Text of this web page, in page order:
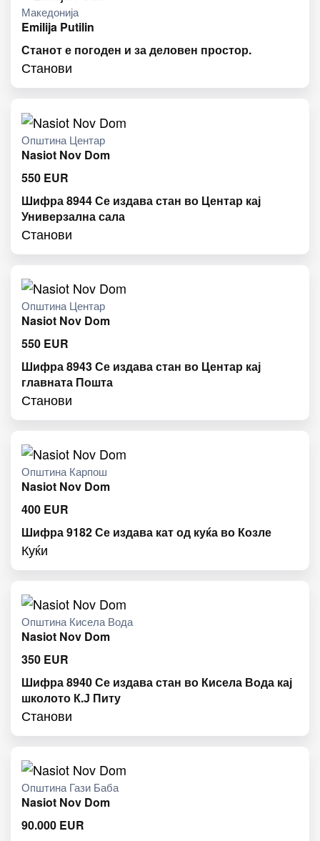
Македонија
Emilija Putilin
Станот е погоден и за деловен простор.
Станови
Општина Центар
Nasiot Nov Dom
550 EUR
Шифра 8944 Се издава стан во Центар кај
Универзална сала
Станови
Општина Центар
Nasiot Nov Dom
550 EUR
Шифра 8943 Се издава стан во Центар кај
главната Пошта
Станови
Општина Карпош
Nasiot Nov Dom
400 EUR
Шифра 9182 Се издава кат од куќа во Козле
Куќи
Општина Кисела Вода
Nasiot Nov Dom
350 EUR
Шифра 8940 Се издава стан во Кисела Вода кај
школото К.Ј Питу
Станови
Општина Гази Баба
Nasiot Nov Dom
90.000 EUR